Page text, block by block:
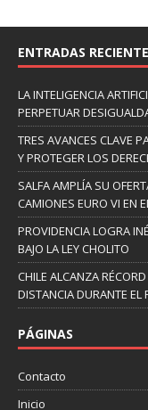
ENTRADAS
LA INTELIGENCIA
PERPETUAR
TRES AVANCES CLAVE
Y PROTEGER LOS
SALFA AMPLÍA SU
CAMIONES EURO VI EN
PROVIDENCIA LOGRA
BAJO LA LEY CHOLITO
CHILE ALCANZA
DISTANCIA DURANTE EL
PÁGINAS
Contacto
Inicio